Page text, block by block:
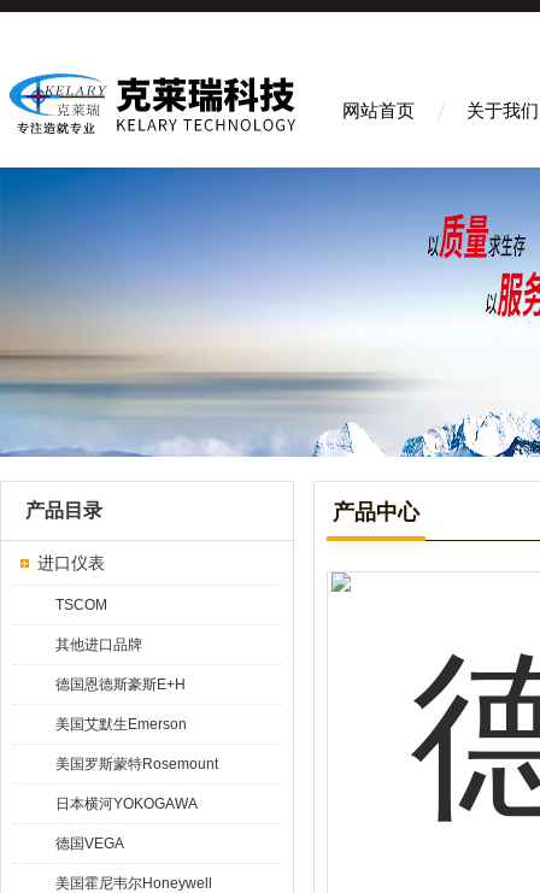
网站首页 关于我们
产品目录
进口仪表
TSCOM
其他进口品牌
德国恩德斯豪斯E+H
美国艾默生Emerson
美国罗斯蒙特Rosemount
日本横河YOKOGAWA
德国VEGA
美国霍尼韦尔Honeywell
产品中心